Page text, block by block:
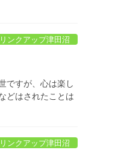
リンクアップ津田沼
ですが、心は楽し
どはされたことは
リンクアップ津田沼